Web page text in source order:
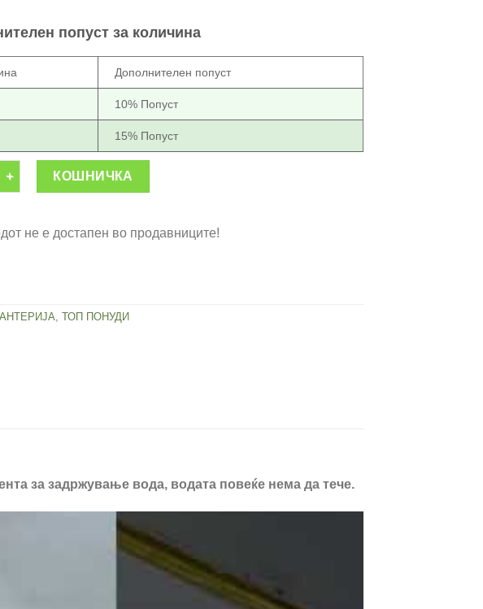
1,980.00 ден.999.00 ден.
попуст за количина
Дополнителен попуст
10% Попуст
15% Попуст
лента – затка за вода за бања и кујна 2m количина
КОШНИЧКА
не е достапен во продавниците!
ТОП ПОНУДИ
за задржување вода, водата повеќе нема да тече.